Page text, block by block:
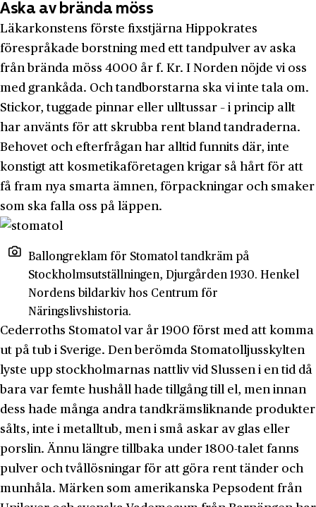
Aska av brända möss
Läkarkonstens förste fixstjärna Hippokrates
förespråkade borstning med ett tandpulver av aska
från brända möss 4000 år f. Kr. I Norden nöjde vi oss
med grankåda. Och tandborstarna ska vi inte tala om.
Stickor, tuggade pinnar eller ulltussar – i princip allt
har använts för att skrubba rent bland tandraderna.
Behovet och efterfrågan har alltid funnits där, inte
konstigt att kosmetikaföretagen krigar så hårt för att
få fram nya smarta ämnen, förpackningar och smaker
som ska falla oss på läppen.
Ballongreklam för Stomatol tandkräm på
Stockholmsutställningen, Djurgården 1930. Henkel
Nordens bildarkiv hos Centrum för
Näringslivshistoria.
Cederroths Stomatol var år 1900 först med att komma
ut på tub i Sverige. Den berömda Stomatolljusskylten
lyste upp stockholmarnas nattliv vid Slussen i en tid då
bara var femte hushåll hade tillgång till el, men innan
dess hade många andra tandkrämsliknande produkter
sålts, inte i metalltub, men i små askar av glas eller
porslin. Ännu längre tillbaka under 1800-talet fanns
pulver och tvållösningar för att göra rent tänder och
munhåla. Märken som amerikanska Pepsodent från